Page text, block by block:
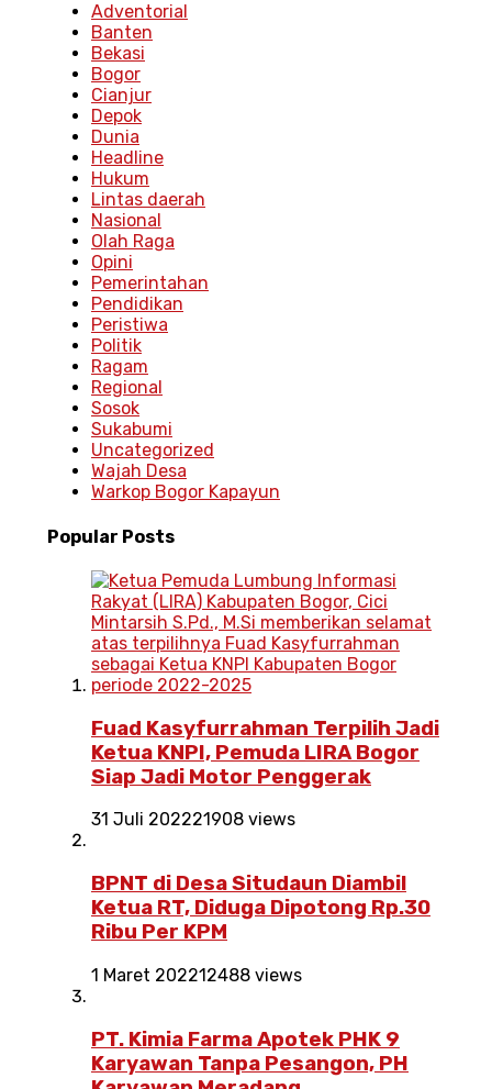
Adventorial
Banten
Bekasi
Bogor
Cianjur
Depok
Dunia
Headline
Hukum
Lintas daerah
Nasional
Olah Raga
Opini
Pemerintahan
Pendidikan
Peristiwa
Politik
Ragam
Regional
Sosok
Sukabumi
Uncategorized
Wajah Desa
Warkop Bogor Kapayun
Popular Posts
Fuad Kasyfurrahman Terpilih Jadi
Ketua KNPI, Pemuda LIRA Bogor
Siap Jadi Motor Penggerak
31 Juli 202221908 views
BPNT di Desa Situdaun Diambil
Ketua RT, Diduga Dipotong Rp.30
Ribu Per KPM
1 Maret 202212488 views
PT. Kimia Farma Apotek PHK 9
Karyawan Tanpa Pesangon, PH